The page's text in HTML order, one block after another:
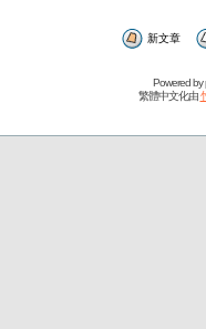
新文章
Powered by
繁體中文化由